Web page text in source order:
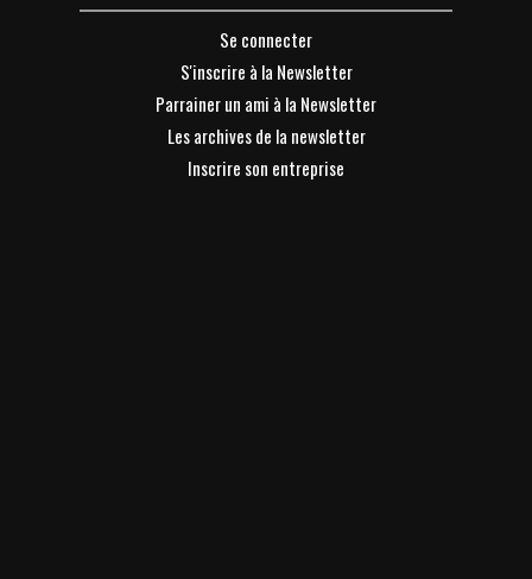
Se connecter
S'inscrire à la Newsletter
Parrainer un ami à la Newsletter
Les archives de la newsletter
Inscrire son entreprise